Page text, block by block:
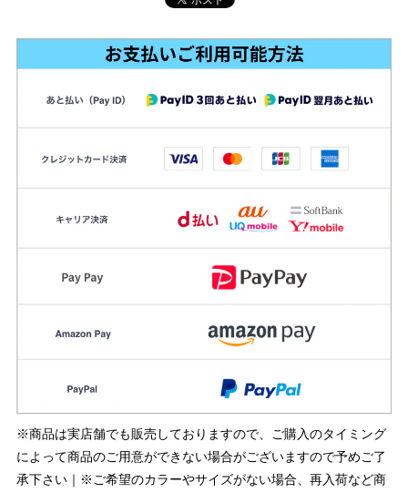
※商品は実店舗でも販売しておりますので、ご購入のタイミング
によって商品のご用意ができない場合がございますので予めご了
承下さい｜※ご希望のカラーやサイズがない場合、再入荷など商